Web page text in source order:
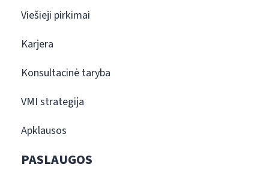
Viešieji pirkimai
Karjera
Konsultacinė taryba
VMI strategija
Apklausos
PASLAUGOS